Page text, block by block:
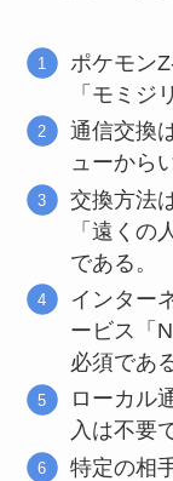
ポケモン
「モミジ
通信交換
ューから
交換方法
「遠くの
である。
インター
ービス「
必須であ
ローカル
入は不要
特定の相